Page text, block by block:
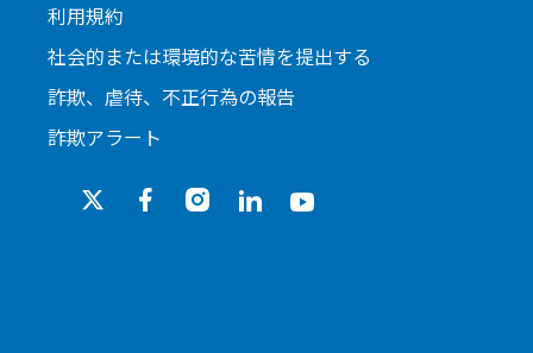
利用規約
社会的または環境的な苦情を提出する
詐欺、虐待、不正行為の報告
詐欺アラート